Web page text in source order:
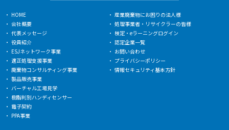
HOME
会社概要
代表メッセージ
役員紹介
ESJネットワーク事業
適正処理支援事業
廃棄物コンサルティング事業
製品販売事業
バーチャル工場見学
樹脂判別ハンディセンサー
電子契約
PPA事業
産業廃棄物にお困りの法人様
処理事業者・リサイクラーの皆様
検定・eラーニングログイン
認定企業一覧
お問い合わせ
プライバシーポリシー
情報セキュリティ基本方針